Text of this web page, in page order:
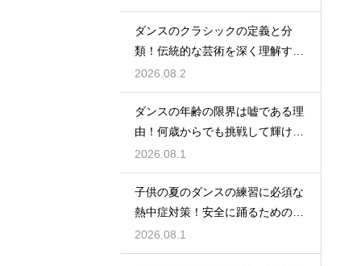
ダンスのクラシックの定義と分
類！伝統的な芸術を深く理解する
ための鍵
2026.08.2
ダンスの年齢の限界は嘘である理
由！何歳からでも挑戦して輝ける
という事実
2026.08.1
子供の夏のダンスの練習に必須な
熱中症対策！安全に踊るためのポ
イント
2026.08.1